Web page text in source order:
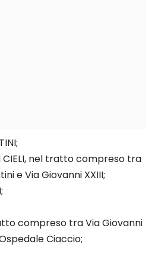
CIELI, nel tratto compreso tra
e Via Giovanni XXIII;
compreso tra Via Giovanni
Ciaccio;